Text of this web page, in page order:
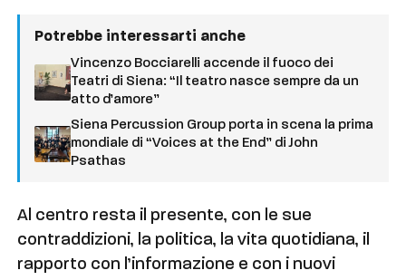
Potrebbe interessarti anche
Vincenzo Bocciarelli accende il fuoco dei
Teatri di Siena: “Il teatro nasce sempre da un
atto d’amore”
Siena Percussion Group porta in scena la prima
mondiale di “Voices at the End” di John
Psathas
Al centro resta il presente, con le sue
contraddizioni, la politica, la vita quotidiana, il
rapporto con l’informazione e con i nuovi